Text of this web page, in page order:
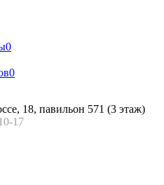
0
0
18, павильон 571 (3 этаж)
17